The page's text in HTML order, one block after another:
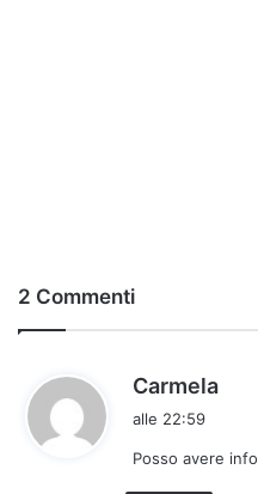
2 Commenti
Carmela
e
alle 22:59
Posso avere